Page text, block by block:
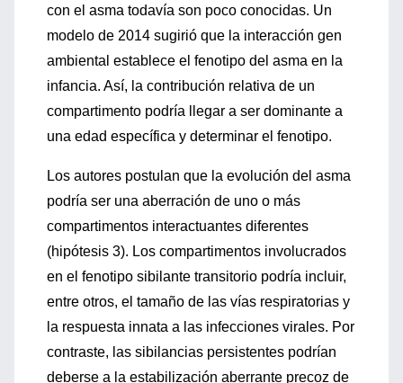
con el asma todavía son poco conocidas. Un
modelo de 2014 sugirió que la interacción gen
ambiental establece el fenotipo del asma en la
infancia. Así, la contribución relativa de un
compartimento podría llegar a ser dominante a
una edad específica y determinar el fenotipo.
Los autores postulan que la evolución del asma
podría ser una aberración de uno o más
compartimentos interactuantes diferentes
(hipótesis 3). Los compartimentos involucrados
en el fenotipo sibilante transitorio podría incluir,
entre otros, el tamaño de las vías respiratorias y
la respuesta innata a las infecciones virales. Por
contraste, las sibilancias persistentes podrían
deberse a la estabilización aberrante precoz de